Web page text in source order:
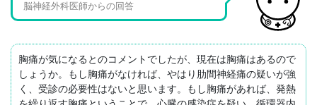
脳神経外科医師からの回答
胸痛が気になるとのコメントでしたが、現在は胸痛はあるので
しょうか。もし胸痛がなければ、やはり肋間神経痛の疑いが強
く、受診の必要性はないと思います。もし胸痛があれば、発熱